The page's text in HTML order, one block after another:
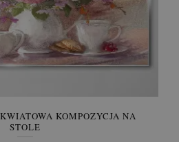
KOMPOZYCJA NA
STOLE